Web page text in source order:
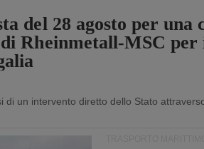
del 28 agosto per una
Rheinmetall-MSC
di un intervento diretto dello Stato